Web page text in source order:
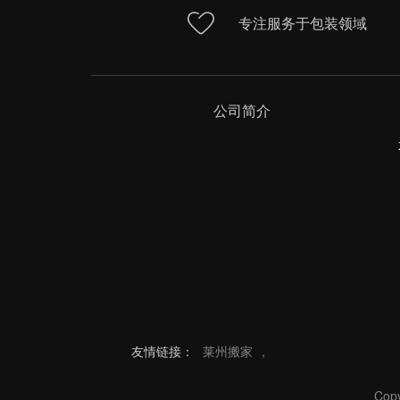
专注服务于包装领域
公司简介
友情链接： 莱州搬家 ,